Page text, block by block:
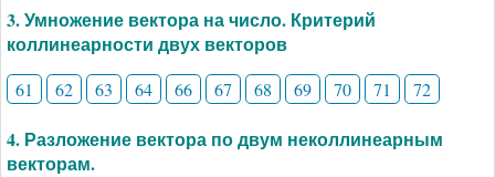
3. Умножение вектора на число. Критерий
коллинеарности двух векторов
61 62 63 64 66 67 68 69 70 71 72
4. Разложение вектора по двум неколлинеарным
векторам.